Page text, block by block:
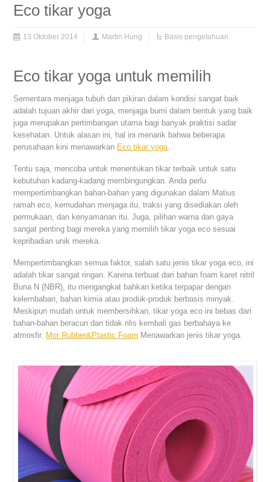
Eco tikar yoga
13 Oktober 2014 Martin Hung Basis pengetahuan
Eco tikar yoga untuk memilih
Sementara menjaga tubuh dan pikiran dalam kondisi sangat baik
adalah tujuan akhir dari yoga, menjaga bumi dalam bentuk yang baik
juga merupakan pertimbangan utama bagi banyak praktisi sadar
kesehatan. Untuk alasan ini, hal ini menarik bahwa beberapa
perusahaan kini menawarkan Eco tikar yoga.
Tentu saja, mencoba untuk menentukan tikar terbaik untuk satu
kebutuhan kadang-kadang membingungkan. Anda perlu
mempertimbangkan bahan-bahan yang digunakan dalam Matius
ramah eco, kemudahan menjaga itu, traksi yang disediakan oleh
permukaan, dan kenyamanan itu. Juga, pilihan warna dan gaya
sangat penting bagi mereka yang memilih tikar yoga eco sesuai
kepribadian unik mereka.
Mempertimbangkan semua faktor, salah satu jenis tikar yoga eco, ini
adalah tikar sangat ringan. Karena terbuat dari bahan foam karet nitril
Buna N (NBR), itu mengangkat bahkan ketika terpapar dengan
kelembaban, bahan kimia atau produk-produk berbasis minyak.
Meskipun mudah untuk membersihkan, tikar yoga eco ini bebas dari
bahan-bahan beracun dan tidak rilis kembali gas berbahaya ke
atmosfir. Mor Rubber&Plastic Foam Menawarkan jenis tikar yoga.